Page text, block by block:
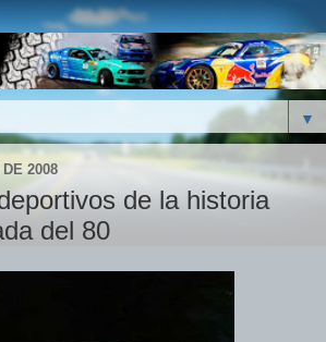
▼
2008
de la historia
del 80